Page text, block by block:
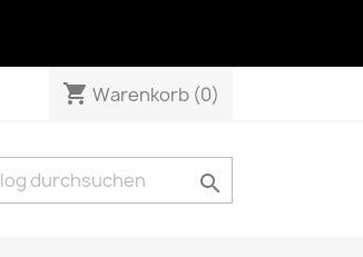
shopping_cart Warenkorb (0)
